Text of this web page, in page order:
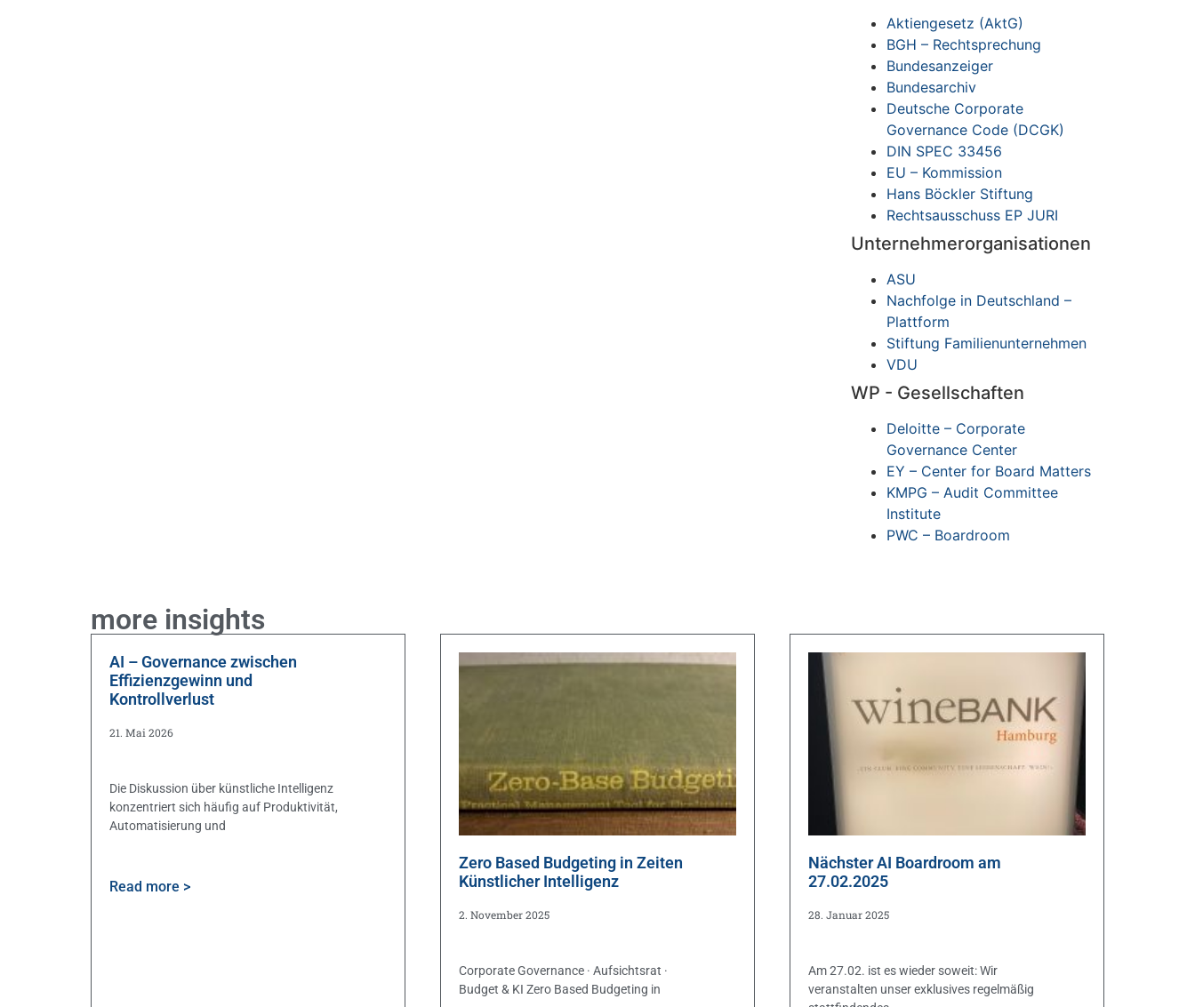
Aktiengesetz (AktG)
BGH – Rechtsprechung
Bundesanzeiger
Bundesarchiv
Deutsche Corporate
Governance Code (DCGK)
DIN SPEC 33456
EU – Kommission
Hans Böckler Stiftung
Rechtsausschuss EP JURI
Unternehmerorganisationen
ASU
Nachfolge in Deutschland –
Plattform
Stiftung Familienunternehmen
VDU
WP - Gesellschaften
Deloitte – Corporate
Governance Center
EY – Center for Board Matters
KMPG – Audit Committee
Institute
PWC – Boardroom
more insights
AI – Governance zwischen
Effizienzgewinn und
Kontrollverlust
21. Mai 2026
Die Diskussion über künstliche Intelligenz
konzentriert sich häufig auf Produktivität,
Automatisierung und
Read more >
Zero Based Budgeting in Zeiten
Künstlicher Intelligenz
2. November 2025
Corporate Governance · Aufsichtsrat ·
Budget & KI Zero Based Budgeting in
Nächster AI Boardroom am
27.02.2025
28. Januar 2025
Am 27.02. ist es wieder soweit: Wir
veranstalten unser exklusives regelmäßig